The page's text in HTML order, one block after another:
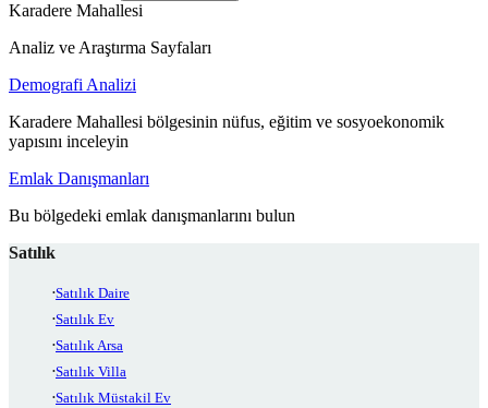
Karadere Mahallesi
Analiz ve Araştırma Sayfaları
Demografi Analizi
Karadere Mahallesi bölgesinin nüfus, eğitim ve sosyoekonomik
yapısını inceleyin
Emlak Danışmanları
Bu bölgedeki emlak danışmanlarını bulun
Satılık
Satılık Daire
Satılık Ev
Satılık Arsa
Satılık Villa
Satılık Müstakil Ev